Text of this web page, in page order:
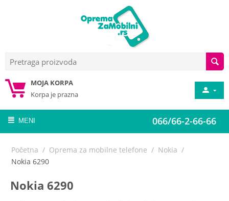
MOJA KORPA
Korpa je prazna
066/66-2-66-66
MENI
Početna / Oprema za mobilne telefone / Nokia /
Nokia 6290
Nokia 6290